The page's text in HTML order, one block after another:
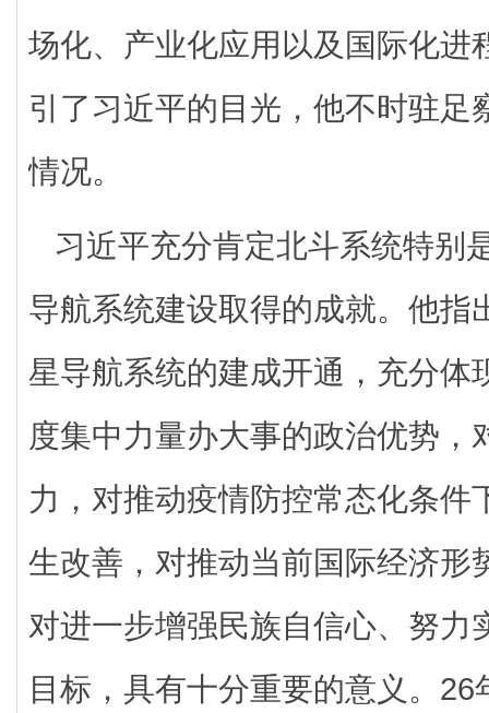
场化、产业化应用以及国际化进
引了习近平的目光，他不时驻足
情况。
习近平充分肯定北斗系统特别
导航系统建设取得的成就。他指
星导航系统的建成开通，充分体
度集中力量办大事的政治优势，
力，对推动疫情防控常态化条件
生改善，对推动当前国际经济形
对进一步增强民族自信心、努力
目标，具有十分重要的意义。